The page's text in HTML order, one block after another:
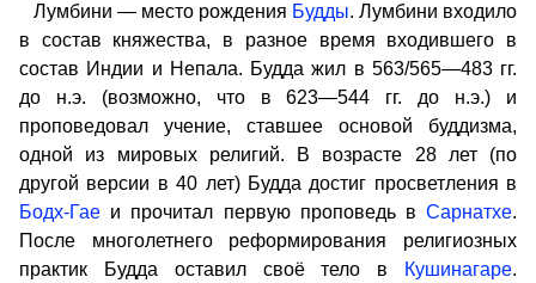
Лумбини — место рождения Будды. Лумбини входило
в состав княжества, в разное время входившего в
состав Индии и Непала. Будда жил в 563/565—483 гг.
до н.э. (возможно, что в 623—544 гг. до н.э.) и
проповедовал учение, ставшее основой буддизма,
одной из мировых религий. В возрасте 28 лет (по
другой версии в 40 лет) Будда достиг просветления в
Бодх-Гае и прочитал первую проповедь в Сарнатхе.
После многолетнего реформирования религиозных
практик Будда оставил своё тело в
Кушинагаре.